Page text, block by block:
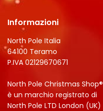
Informazioni
North Pole Italia
64100 Teramo
P.IVA 02129670671
North Pole Christmas Shop®
è un marchio registrato di
North Pole LTD London (UK)